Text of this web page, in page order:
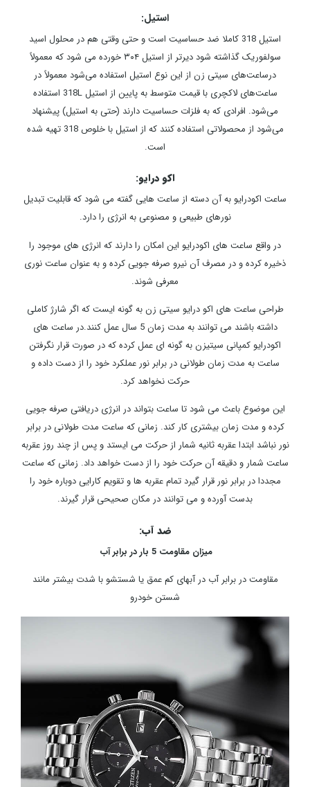
استیل:
استیل 318 کاملا ضد حساسیت است و حتی وقتی هم در محلول اسید
سولفوریک گذاشته شود دیرتر از استیل ۳۰۴ خورده می شود که معمولاً
درساعت‌های سیتی زن از این نوع استیل استفاده می‌شود معمولاً در
ساعت‌های لاکچری با قیمت متوسط به پایین از استیل 318L استفاده
می‌شود. افرادی که به فلزات حساسیت دارند (حتی به استیل) پیشنهاد
می‌شود از محصولاتی استفاده کنند که از استیل با خلوص 318 تهیه شده
است.
اکو درایو:
ساعت اکودرایو به آن دسته از ساعت هایی گفته می شود که قابلیت تبدیل
نورهای طبیعی و مصنوعی به انرژی را دارد.
در واقع ساعت های اکودرایو این امکان را دارند که انرژی های موجود را
ذخیره کرده و در مصرف آن نیرو صرفه جویی کرده و به عنوان ساعت نوری
معرفی شوند.
طراحی ساعت های اکو درایو سیتی زن به گونه ایست که اگر شارژ کاملی
داشته باشند می توانند به مدت زمان 5 سال عمل کنند.در ساعت های
اکودرایو کمپانی سیتیزن به گونه ای عمل کرده که در صورت قرار نگرفتن
ساعت به مدت زمان طولانی در برابر نور عملکرد خود را از دست داده و
حرکت نخواهد کرد.
این موضوع باعث می شود تا ساعت بتواند در انرژی دریافتی صرفه جویی
کرده و مدت زمان بیشتری کار کند. زمانی که ساعت مدت طولانی در برابر
نور نباشد ابتدا عقربه ثانیه شمار از حرکت می ایستد و پس از چند روز عقربه
ساعت شمار و دقیقه آن حرکت خود را از دست خواهد داد. زمانی که ساعت
مجددا در برابر نور قرار گیرد تمام عقربه ها و تقویم کارایی دوباره خود را
بدست آورده و می توانند در مکان صحیحی قرار گیرند.
ضد آب:
میزان مقاومت 5 بار در برابر آب
مقاومت در برابر آب در آبهای کم عمق یا شستشو با شدت بیشتر مانند
شستن خودرو